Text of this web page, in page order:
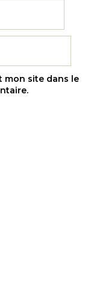
mon site dans le